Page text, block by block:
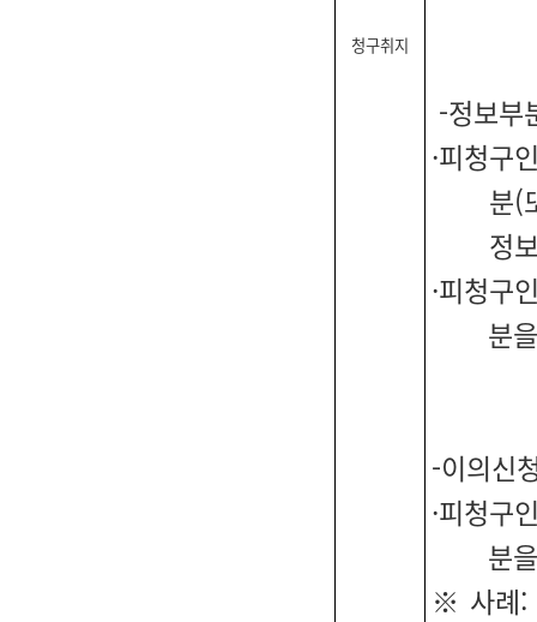
청구취지
-정보부
·피청구
분(
정
·피청구
분
-이의신
·피청구
분
※ 사례: